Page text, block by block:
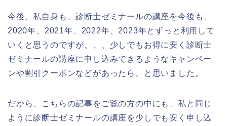
今後、私自身も、診断士ゼミナールの講座を今後も、
2020年、2021年、2022年、2023年とずっと利用して
いくと思うのですが、、、少しでもお得に安く診断士
ゼミナールの講座に申し込みできるようなキャンペー
ンや割引クーポンなどがあったら、と思いました。
だから、こちらの記事をご覧の方の中にも、私と同じ
ように診断士ゼミナールの講座を少しでも安く申し込